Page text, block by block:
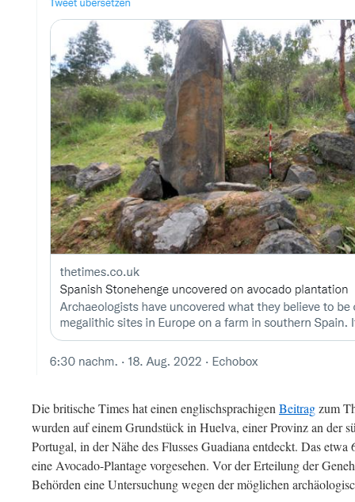
Die britische Times hat einen englischsprachigen Beitragzum
wurden auf einem Grundstück in Huelva, einer Provinz an der
Portugal, in der Nähe des Flusses Guadiana entdeckt. Das
eine Avocado-Plantage vorgesehen. Vor der Erteilung der
Behörden eine Untersuchung wegen der möglichen